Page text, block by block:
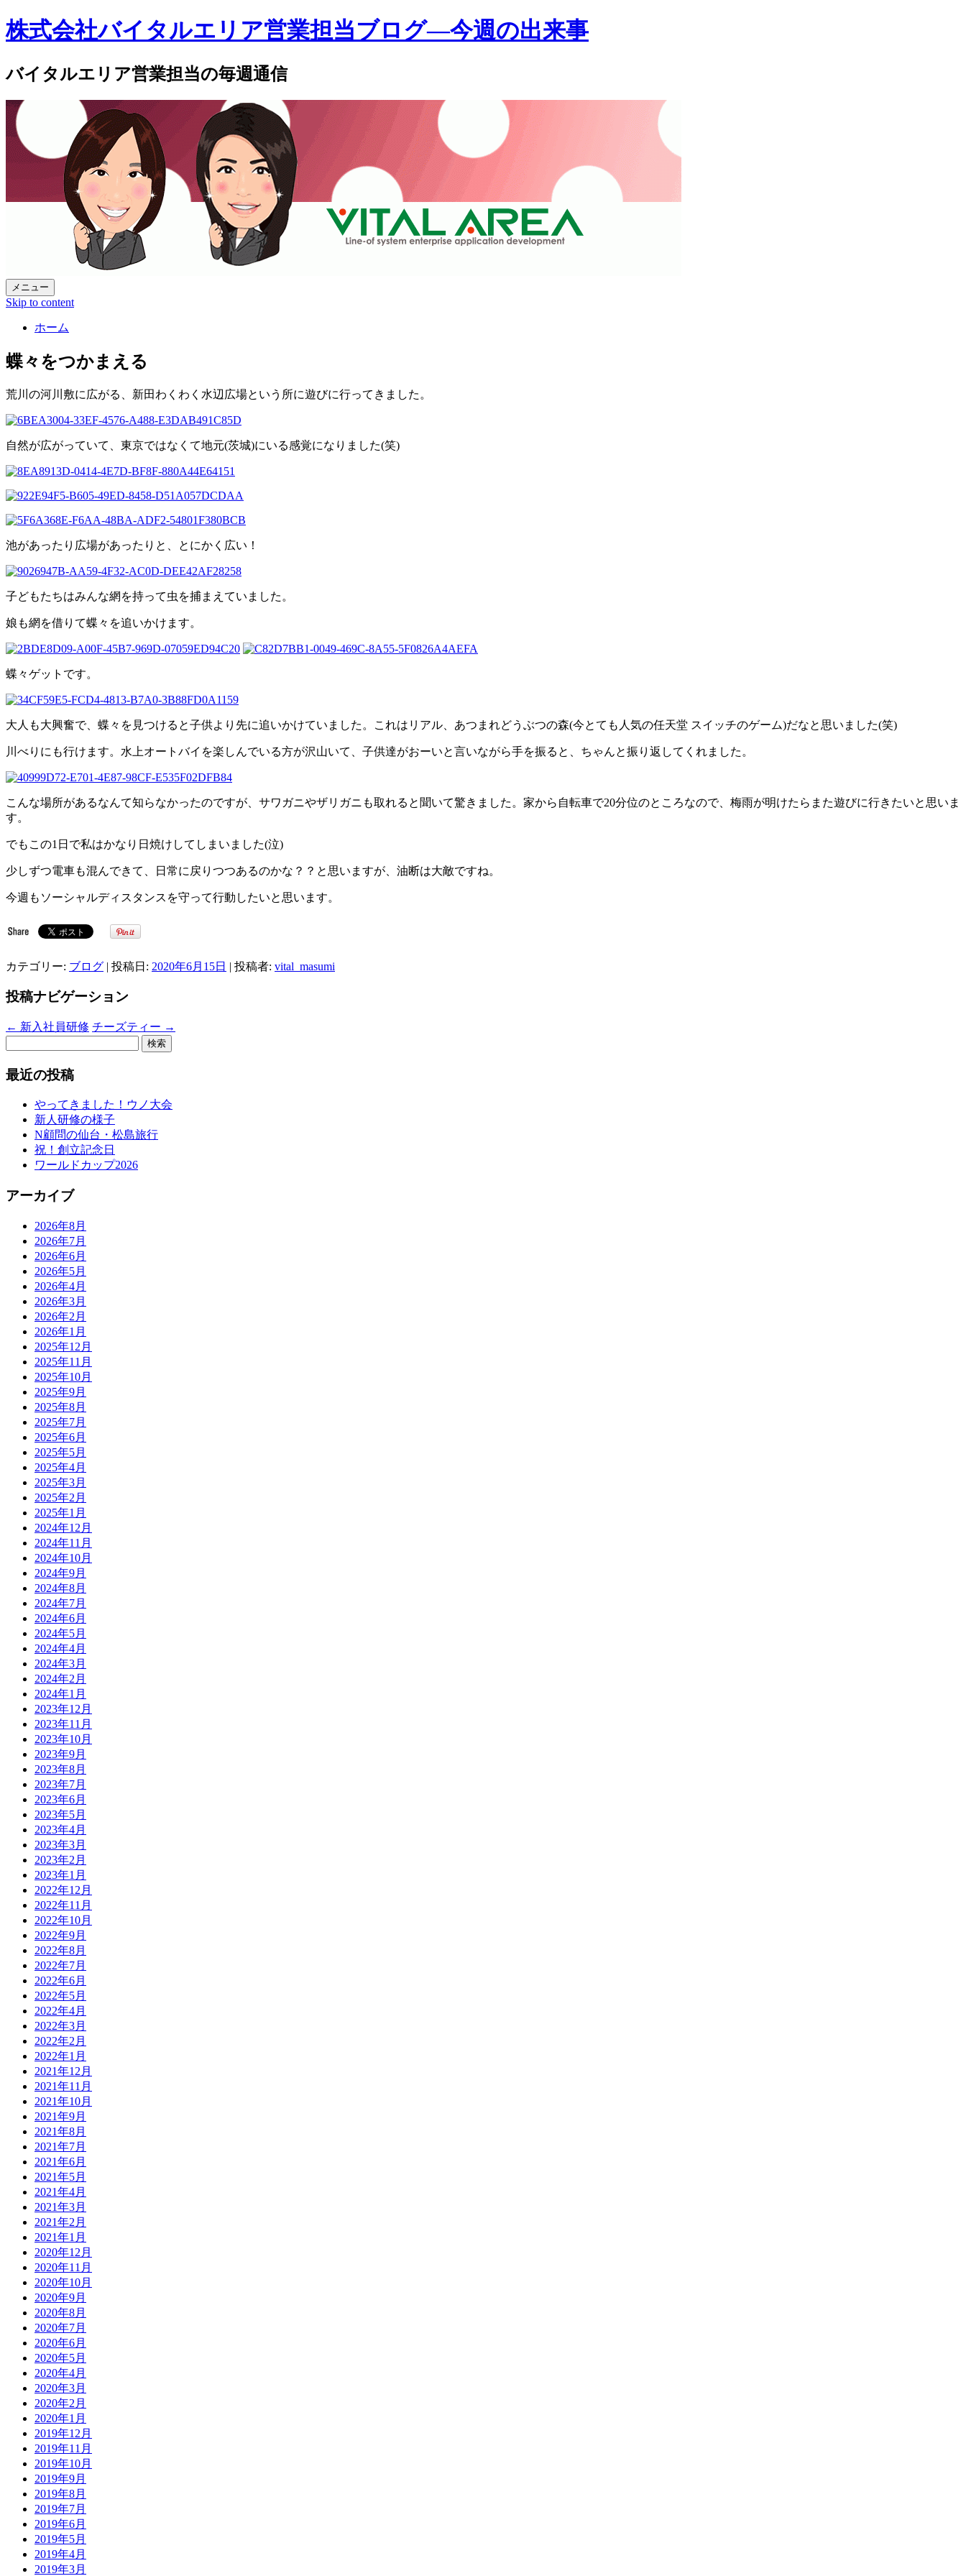
株式会社バイタルエリア営業担当ブログ―今週の出来事
バイタルエリア営業担当の毎週通信
メニュー
Skip to content
ホーム
蝶々をつかまえる
荒川の河川敷に広がる、新田わくわく水辺広場という所に遊びに行ってきました。
自然が広がっていて、東京ではなくて地元(茨城)にいる感覚になりました(笑)
池があったり広場があったりと、とにかく広い！
子どもたちはみんな網を持って虫を捕まえていました。
娘も網を借りて蝶々を追いかけます。
蝶々ゲットです。
大人も大興奮で、蝶々を見つけると子供より先に追いかけていました。これはリアル、あつまれどうぶつの森(今とても人気の任天堂 スイッチのゲーム)だなと思いました(笑)
川べりにも行けます。水上オートバイを楽しんでいる方が沢山いて、子供達がおーいと言いながら手を振ると、ちゃんと振り返してくれました。
こんな場所があるなんて知らなかったのですが、サワガニやザリガニも取れると聞いて驚きました。家から自転車で20分位のところなので、梅雨が明けたらまた遊びに行きたいと思いま
す。
でもこの1日で私はかなり日焼けしてしまいました(泣)
少しずつ電車も混んできて、日常に戻りつつあるのかな？？と思いますが、油断は大敵ですね。
今週もソーシャルディスタンスを守って行動したいと思います。
カテゴリー: ブログ | 投稿日: 2020年6月15日 | 投稿者: vital_masumi
投稿ナビゲーション
← 新入社員研修 チーズティー →
最近の投稿
やってきました！ウノ大会
新人研修の様子
N顧問の仙台・松島旅行
祝！創立記念日
ワールドカップ2026
アーカイブ
2026年8月
2026年7月
2026年6月
2026年5月
2026年4月
2026年3月
2026年2月
2026年1月
2025年12月
2025年11月
2025年10月
2025年9月
2025年8月
2025年7月
2025年6月
2025年5月
2025年4月
2025年3月
2025年2月
2025年1月
2024年12月
2024年11月
2024年10月
2024年9月
2024年8月
2024年7月
2024年6月
2024年5月
2024年4月
2024年3月
2024年2月
2024年1月
2023年12月
2023年11月
2023年10月
2023年9月
2023年8月
2023年7月
2023年6月
2023年5月
2023年4月
2023年3月
2023年2月
2023年1月
2022年12月
2022年11月
2022年10月
2022年9月
2022年8月
2022年7月
2022年6月
2022年5月
2022年4月
2022年3月
2022年2月
2022年1月
2021年12月
2021年11月
2021年10月
2021年9月
2021年8月
2021年7月
2021年6月
2021年5月
2021年4月
2021年3月
2021年2月
2021年1月
2020年12月
2020年11月
2020年10月
2020年9月
2020年8月
2020年7月
2020年6月
2020年5月
2020年4月
2020年3月
2020年2月
2020年1月
2019年12月
2019年11月
2019年10月
2019年9月
2019年8月
2019年7月
2019年6月
2019年5月
2019年4月
2019年3月